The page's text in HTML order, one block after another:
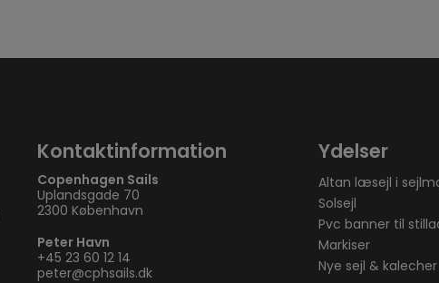
Kontaktinformation
Copenhagen Sails
Uplandsgade 70
2300 København
Peter Havn
+45 23 60 12 14
peter@cphsails.dk
Ydelser
Altan læsejl i
Solsejl
Pvc banner til
Markiser
Nye sejl & kalecher